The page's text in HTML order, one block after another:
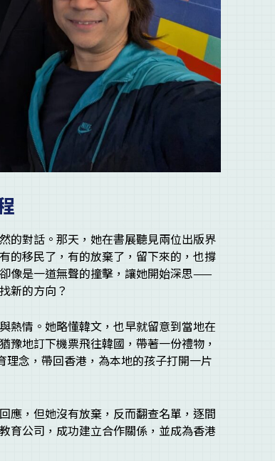
的對話。那天，她在書展聽見兩位出版界
的移民了，有的放棄了，留下來的，也撐
像是一道無聲的撞擊，讓她開始深思——
新的方向？
熱情。她略懂韓文，也早就留意到當地在
豫地訂下機票飛往韓國，帶著一份禮物，
念，帶回香港，為本地的孩子打開一片
應，但她沒有放棄，反而翻查名單，逐間
育公司，成功建立合作關係，並成為香港